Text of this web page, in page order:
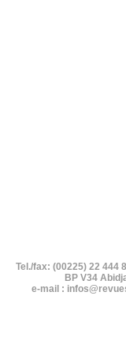
Tel./fax: (00225) 22 444
BP V34
e-mail :